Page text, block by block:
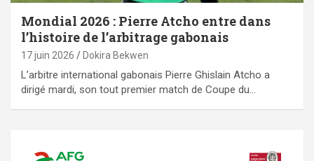
Mondial 2026 : Pierre Atcho entre dans
l’histoire de l’arbitrage gabonais
17 juin 2026 Dokira Bekwen
L’arbitre international gabonais Pierre Ghislain Atcho a
dirigé mardi, son tout premier match de Coupe du…